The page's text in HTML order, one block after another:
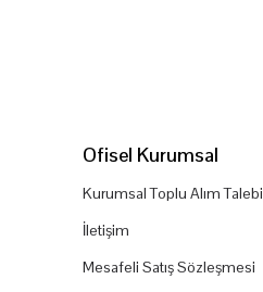
Ofisel Kurumsal
Kurumsal Toplu Alım Talebi
İletişim
Mesafeli Satış Sözleşmesi